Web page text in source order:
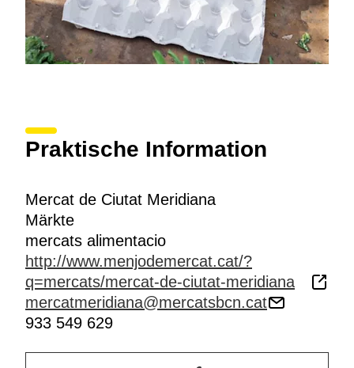
Praktische Information
Mercat de Ciutat Meridiana
Märkte
mercats alimentacio
http://www.menjodemercat.cat/?
q=mercats/mercat-de-ciutat-meridiana
mercatmeridiana@mercatsbcn.cat
933 549 629